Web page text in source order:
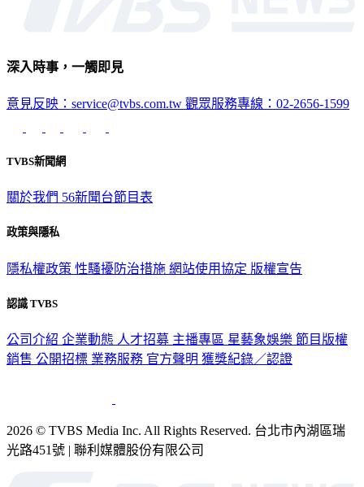
深入時事，一觸即見
意見反映：service@tvbs.com.tw 觀眾服務專線：02-2656-1599
TVBS新聞網
關於我們 56新聞台節目表
政策與隱私
隱私權政策 性騷擾防治措施 網站使用協定 版權宣告
認識 TVBS
公司介紹 企業動態 人才招募 主播專區 星藝象娛樂 節目版權
銷售 公開招標 業務服務 官方聲明 獲獎紀錄／認證
2026 © TVBS Media Inc. All Rights Reserved. 台北市內湖區瑞
光路451號 | 聯利媒體股份有限公司